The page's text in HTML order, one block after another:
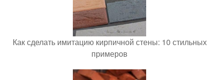
Как сделать имитацию кирпичной стены: 10 стильных
примеров